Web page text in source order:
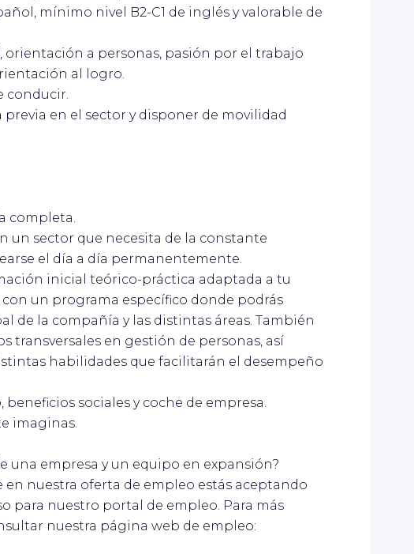
mínimo nivel B2-C1 de inglés y valorable de
orientación a personas, pasión por el trabajo
al logro.
conducir.
previa en el sector y disponer de movilidad
completa.
un sector que necesita de la constante
el día a día permanentemente.
inicial teórico-práctica adaptada a tu
un programa específico donde podrás
de la compañía y las distintas áreas. También
transversales en gestión de personas, así
habilidades que facilitarán el desempeño
sociales y coche de empresa.
imaginas.
una empresa y un equipo en expansión?
en nuestra oferta de empleo estás aceptando
para nuestro portal de empleo. Para más
nuestra página web de empleo: